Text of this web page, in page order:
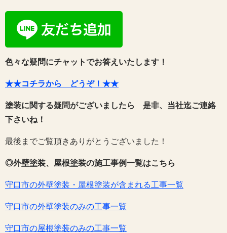
色々な疑問にチャットでお答えいたします！
★★コチラから どうぞ！★★
塗装に関する疑問がございましたら 是非、当社迄ご連絡
下さいね！
最後までご覧頂きありがとうございました！
◎外壁塗装、屋根塗装の施工事例一覧はこちら
守口市の外壁塗装・屋根塗装が含まれる工事一覧
守口市の外壁塗装のみの工事一覧
守口市の屋根塗装のみの工事一覧